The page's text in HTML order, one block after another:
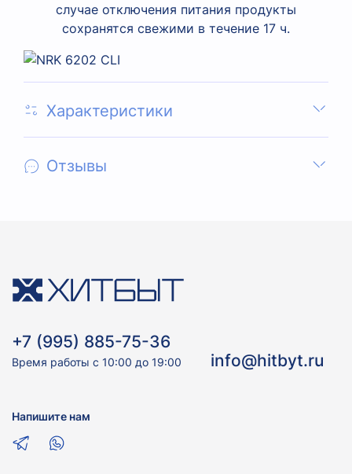
случае отключения питания продукты
сохранятся свежими в течение 17 ч.
Характеристики
Отзывы
+7 (995) 885-75-36
Время работы с 10:00 до 19:00 info@hitbyt.ru
Напишите нам